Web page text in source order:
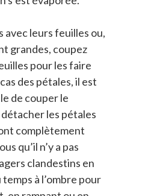
avec leurs feuilles ou,
grandes, coupez
pour les faire
des pétales, il est
de couper le
les pétales
complètement
qu’il n’y a pas
clandestins en
à l’ombre pour